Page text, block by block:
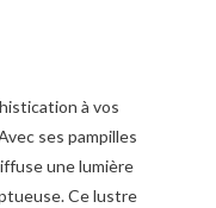
à vos
ses pampilles
une lumière
Ce lustre